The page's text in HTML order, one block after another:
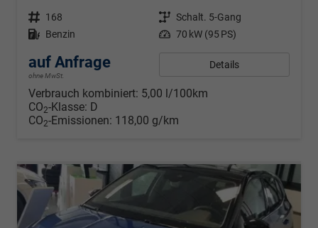
Fahrzeugnr. 168 Getriebe Schalt. 5-Gang
Kraftstoff Benzin Leistung 70 kW (95 PS)
auf Anfrage
ohne MwSt.
Details
Verbrauch kombiniert: 5,00 l/100km
CO2-Klasse: D
CO2-Emissionen: 118,00 g/km